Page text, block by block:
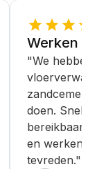
Werken
"We
zandcement
doen. Snelle
bereikbaar.
en werken
tevreden."